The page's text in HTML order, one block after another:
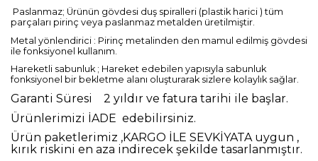
Paslanmaz; Ürünün gövdesi duş spiralleri (plastik harici ) tüm
parçaları pirinç veya paslanmaz metalden üretilmiştir.
Metal yönlendirici : Pirinç metalinden den mamul edilmiş gövdesi
ile fonksiyonel kullanım.
Hareketli sabunluk ; Hareket edebilen yapısıyla sabunluk
fonksiyonel bir bekletme alanı oluşturarak sizlere kolaylık sağlar.
Garanti Süresi
2 yıldır ve fatura tarihi ile başlar.
Ürünlerimizi İADE edebilirsiniz.
Ürün paketlerimiz ,KARGO İLE SEVKİYATA uygun ,
kırık riskini en aza indirecek şekilde tasarlanmıştır.